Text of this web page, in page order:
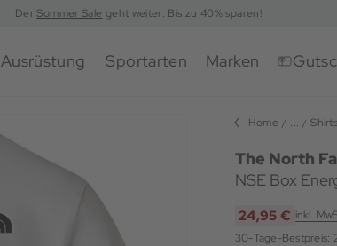
DerSommer Sale geht weiter: Bis zu 40% sparen!
Ausrüstung Sportarten Marken
Home ... Shirts
The North
NSE Box
24,95 € inkl.
30-Tage-Bestpreis: